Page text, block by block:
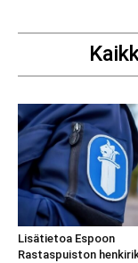
Lisätietoa Espoon
Rastaspuiston